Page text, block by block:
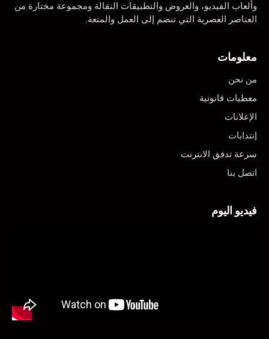
وألعاب الفيديو، والعروض والتطبيقات النقالة ومجموعة مختارة من
العناصر العصرية التي تنضم إلى العمل والمتعة.
معلومات
من نحن
معطيات قانونية
الإعلانات
إنتدابات
سرعة تدفق الانترنت
اتصل بنا
فيديو اليوم